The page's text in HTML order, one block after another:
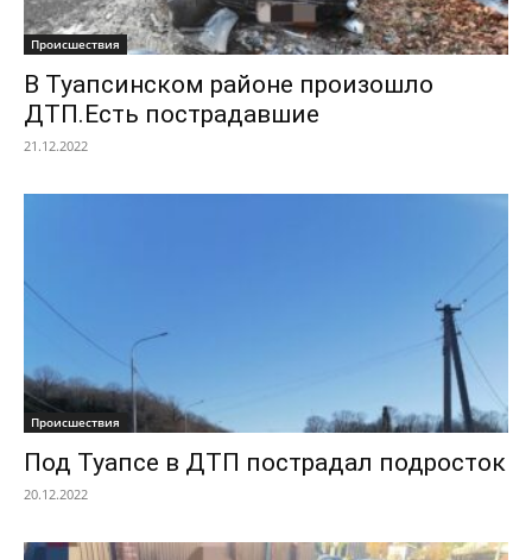
Происшествия
В Туапсинском районе произошло
ДТП.Есть пострадавшие
21.12.2022
Происшествия
Под Туапсе в ДТП пострадал подросток
20.12.2022